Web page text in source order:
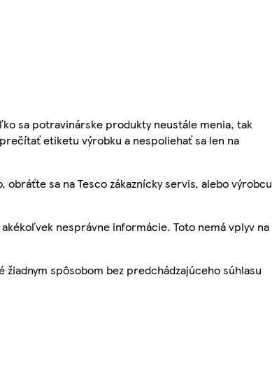
sa potravinárske produkty neustále menia, tak
etiketu výrobku a nespoliehať sa len na
sa na Tesco zákaznícky servis, alebo výrobcu
nesprávne informácie. Toto nemá vplyv na
spôsobom bez predchádzajúceho súhlasu